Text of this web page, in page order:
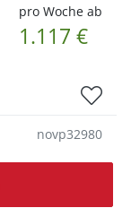
pro Woche ab
1.117 €
novp32980